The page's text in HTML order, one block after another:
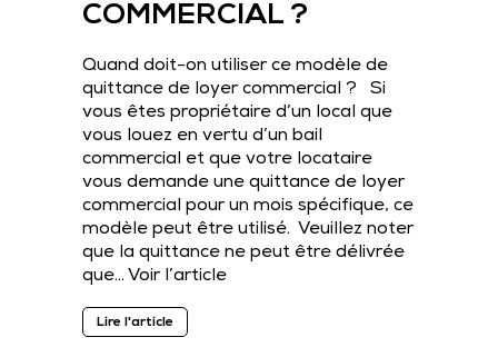
COMMERCIAL ?
Quand doit-on utiliser ce modèle de
quittance de loyer commercial ? Si
vous êtes propriétaire d’un local que
vous louez en vertu d’un bail
commercial et que votre locataire
vous demande une quittance de loyer
commercial pour un mois spécifique, ce
modèle peut être utilisé. Veuillez noter
que la quittance ne peut être délivrée
que… Voir l’article
Lire l'article